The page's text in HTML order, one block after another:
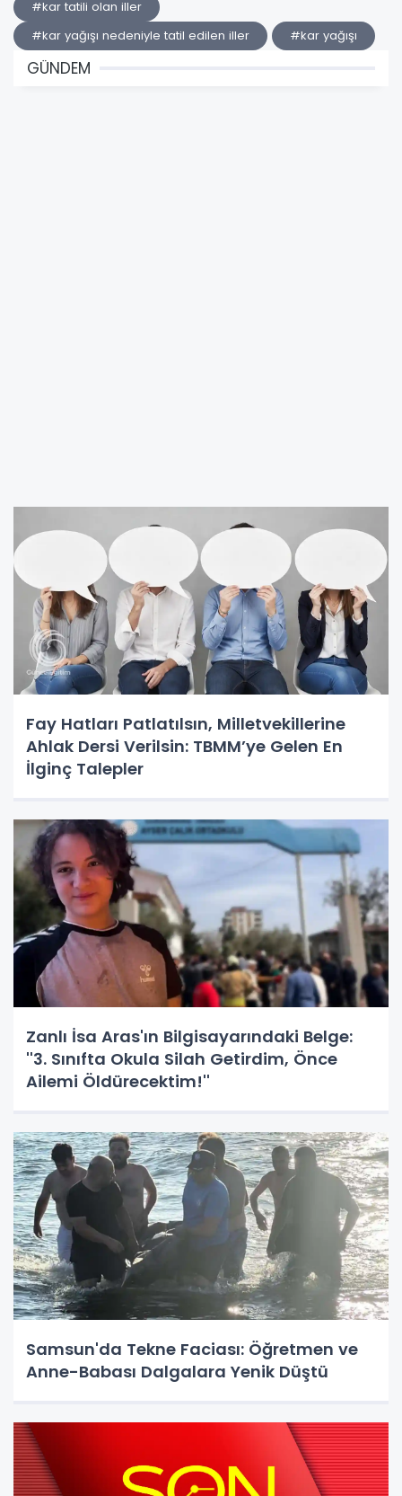
#kar tatili olan iller
#kar yağışı nedeniyle tatil edilen iller
#kar yağışı
GÜNDEM
Fay Hatları Patlatılsın, Milletvekillerine
Ahlak Dersi Verilsin: TBMM’ye Gelen En
İlginç Talepler
Zanlı İsa Aras'ın Bilgisayarındaki Belge:
''3. Sınıfta Okula Silah Getirdim, Önce
Ailemi Öldürecektim!''
Samsun'da Tekne Faciası: Öğretmen ve
Anne-Babası Dalgalara Yenik Düştü